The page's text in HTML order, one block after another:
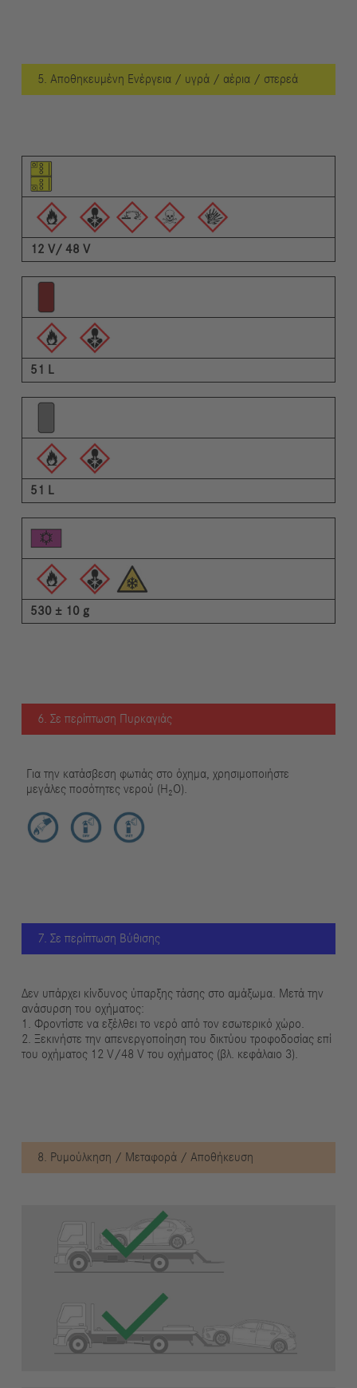
5. Αποθηκευμένη Ενέργεια / υγρά / αέρια / στερεά
Εικονόγραμμα του στοιχείου
Εικονογράμματα των προειδοποιήσεων
Περιγραφή
12 V/ 48 V
51 L
51 L
530 ± 10 g
6. Σε περίπτωση Πυρκαγιάς
Για την κατάσβεση φωτιάς στο όχημα, χρησιμοποιήστε
μεγάλες ποσότητες νερού (H₂O).
7. Σε περίπτωση Βύθισης
Δεν υπάρχει κίνδυνος ύπαρξης τάσης στο αμάξωμα. Μετά την
ανάσυρση του οχήματος:
1. Φροντίστε να εξέλθει το νερό από τον εσωτερικό χώρο.
2. Ξεκινήστε την απενεργοποίηση του δικτύου τροφοδοσίας επί
του οχήματος 12 V/48 V του οχήματος (βλ. κεφάλαιο 3).
8. Ρυμούλκηση / Μεταφορά / Αποθήκευση